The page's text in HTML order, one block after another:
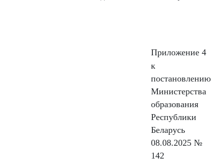
Приложение 4
к
постановлению
Министерства
образования
Республики
Беларусь
08.08.2025 №
142